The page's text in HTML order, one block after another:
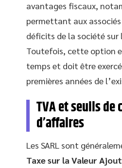
avantages fiscaux,
permettant aux
déficits de la société sur
Toutefois, cette option
temps et doit être
premières années de
TVA et seuils de
d’affaires
Les SARL sont
Taxe sur la Valeur